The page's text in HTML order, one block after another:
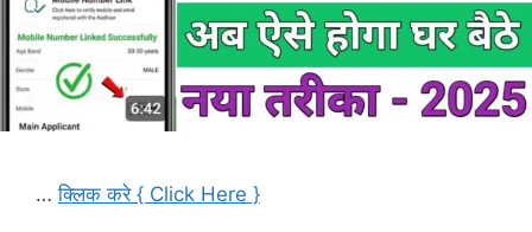
…क्लिक करे { Click Here }